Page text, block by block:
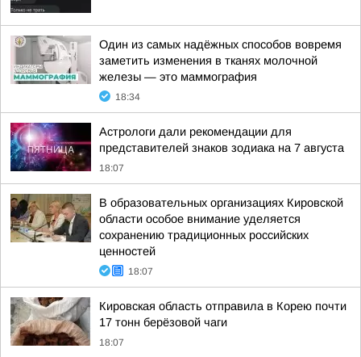
Один из самых надёжных способов вовремя
заметить изменения в тканях молочной
железы — это маммография
18:34
Астрологи дали рекомендации для
представителей знаков зодиака на 7 августа
18:07
В образовательных организациях Кировской
области особое внимание уделяется
сохранению традиционных российских
ценностей
18:07
Кировская область отправила в Корею почти
17 тонн берёзовой чаги
18:07